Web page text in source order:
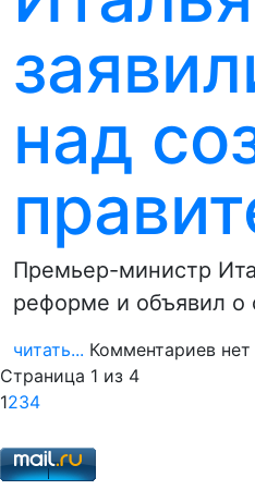
над
Премьер-министр
реформе и объявил о
читать... Комментариев нет
Страница 1 из 4
1234